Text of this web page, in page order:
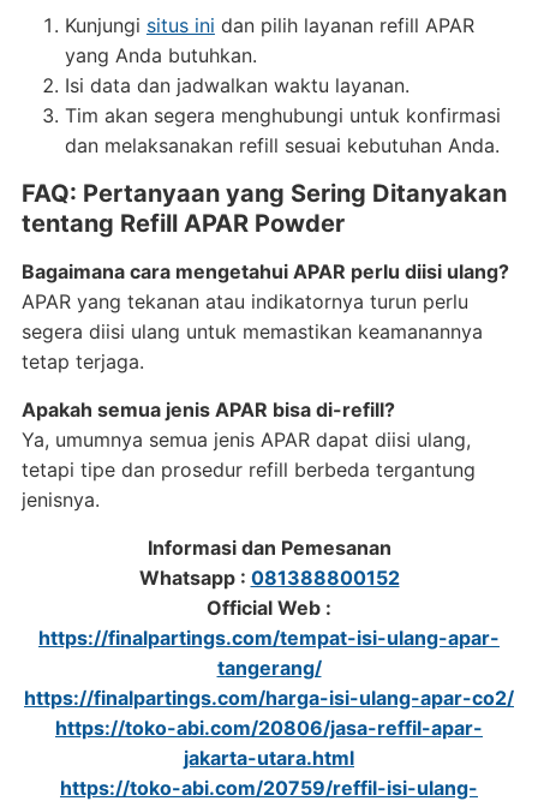
Kunjungi situs ini dan pilih layanan refill APAR
yang Anda butuhkan.
Isi data dan jadwalkan waktu layanan.
Tim akan segera menghubungi untuk konfirmasi
dan melaksanakan refill sesuai kebutuhan Anda.
FAQ: Pertanyaan yang Sering Ditanyakan
tentang Refill APAR Powder
Bagaimana cara mengetahui APAR perlu diisi ulang?
APAR yang tekanan atau indikatornya turun perlu
segera diisi ulang untuk memastikan keamanannya
tetap terjaga.
Apakah semua jenis APAR bisa di-refill?
Ya, umumnya semua jenis APAR dapat diisi ulang,
tetapi tipe dan prosedur refill berbeda tergantung
jenisnya.
Informasi dan Pemesanan
Whatsapp : 081388800152
Official Web :
https://finalpartings.com/tempat-isi-ulang-apar-
tangerang/
https://finalpartings.com/harga-isi-ulang-apar-co2/
https://toko-abi.com/20806/jasa-reffil-apar-
jakarta-utara.html
https://toko-abi.com/20759/reffil-isi-ulang-